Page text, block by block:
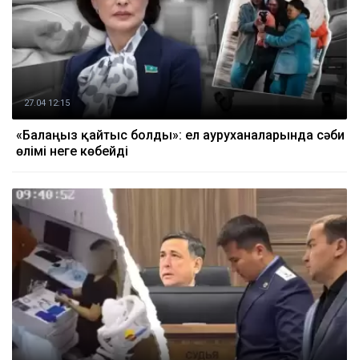
27.04 12:15
«Балаңыз қайтыс болды»: ел ауруханаларында сәби
өлімі неге көбейді